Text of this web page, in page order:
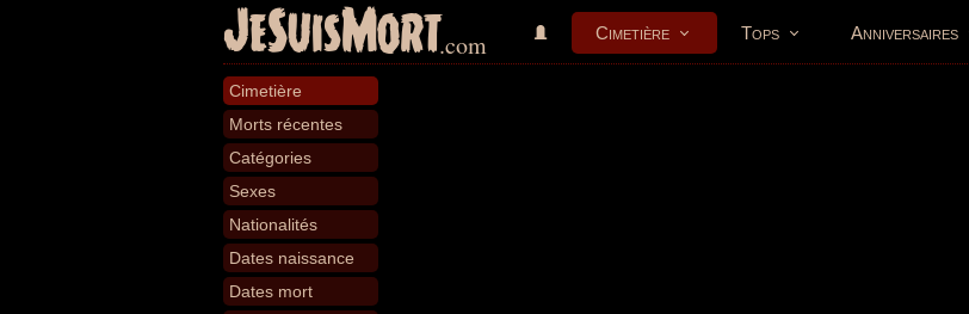
JeSuisMort.com Cimetière Tops Anniversaires
Cimetière
Morts récentes
Catégories
Sexes
Nationalités
Dates naissance
Dates mort